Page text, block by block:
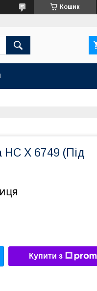
Кошик
НС Х 6749 (Під
Купити з